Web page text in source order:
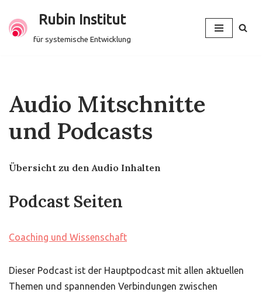
Zum
Rubin Institut
für systemische Entwicklung
Audio Mitschnitte
und Podcasts
Übersicht zu den Audio Inhalten
Podcast Seiten
Coaching und Wissenschaft
Dieser Podcast ist der Hauptpodcast mit allen aktuellen
Themen und spannenden Verbindungen zwischen